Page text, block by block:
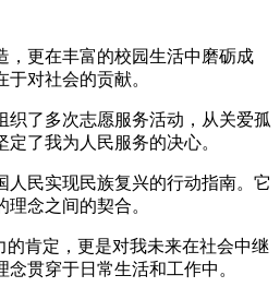
，更在丰富的校园生活中磨砺成
对社会的贡献。
了多次志愿服务活动，从关爱孤
了我为人民服务的决心。
民实现民族复兴的行动指南。它
念之间的契合。
肯定，更是对我未来在社会中继
贯穿于日常生活和工作中。